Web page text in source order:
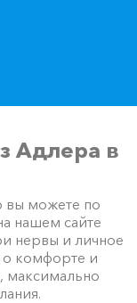
Адлера в
вы можете по
нашем сайте
нервы и личное
о комфорте и
максимально